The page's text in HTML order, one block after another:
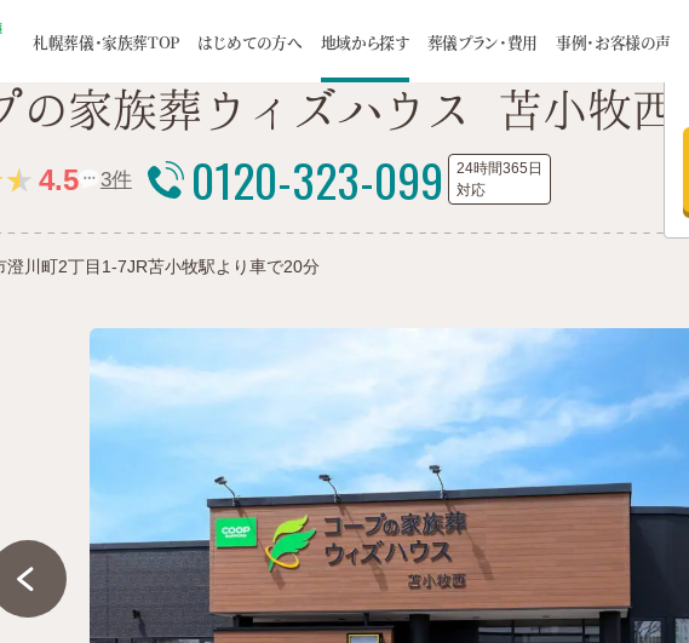
札幌葬儀・家族葬TOP はじめての方へ
方へ 選ばれる理由 家族葬について 葬儀の流れ
ポート 寺院紹介ページ 旅葬 / 巡輪偲 つみたて制度のご案
クラブ ブログ よくある質問 供養のカタチ ご住
地域から探す
道南エリア
札幌市
厚別区
白石区 豊平区 手
南区
東区 西区 清
葬儀プラン・費用
家族葬 一日葬 お預かり葬
事例・お客様の声
お客様の声 お客様インタビュー
5つのお約束 スタッフ 会社概要 お知らせ
ズハウスTOP エリア別施設一覧 苫小牧市 コープの家族葬ウィズハウス 苫
の家族葬ウィズハウス 苫小牧西
4.5 3件 0120-323-099
24時間365日
対応
澄川町2丁目1-7JR苫小牧駅より車で20分